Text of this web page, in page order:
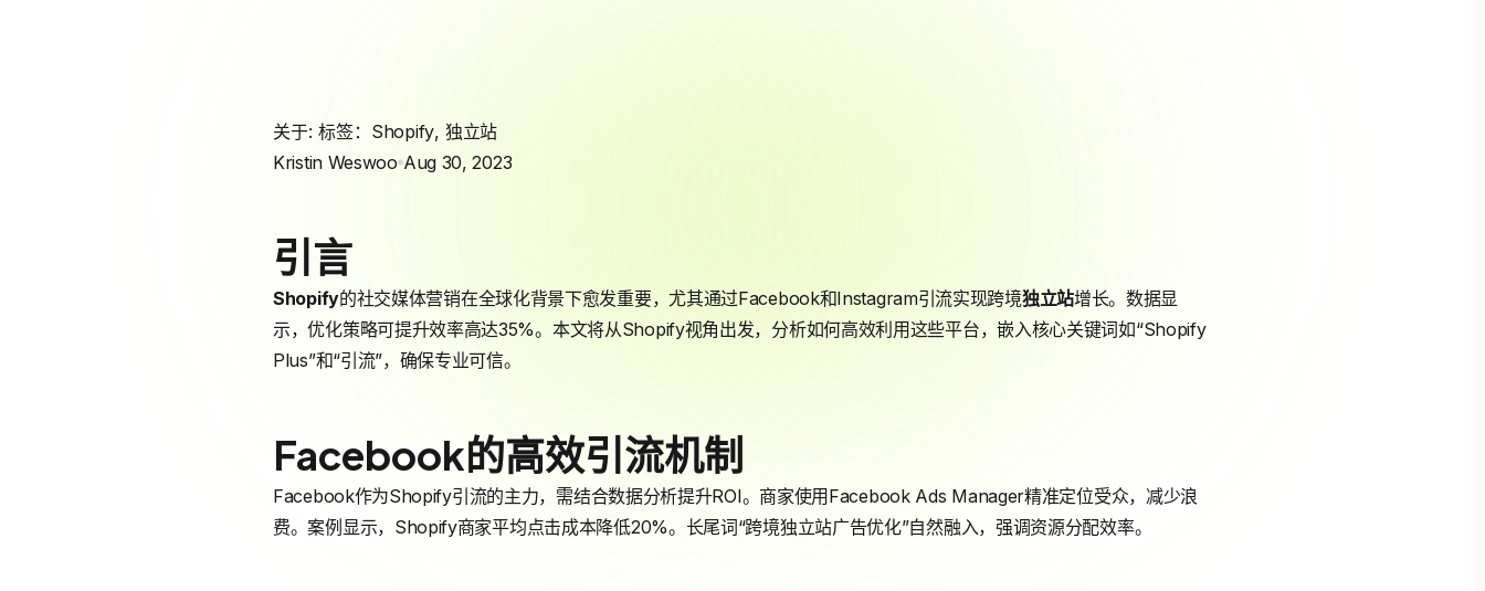
关于: 标签： Shopify, 独立站
Kristin Weswoo Aug 30, 2023
引言
Shopify的社交媒体营销在全球化背景下愈发重要，尤其通过Facebook和Instagram引流实现跨境独立站增长。数据显
示，优化策略可提升效率高达35%。本文将从Shopify视角出发，分析如何高效利用这些平台，嵌入核心关键词如“Shopify
Plus”和“引流”，确保专业可信。
Facebook的高效引流机制
Facebook作为Shopify引流的主力，需结合数据分析提升ROI。商家使用Facebook Ads Manager精准定位受众，减少浪
费。案例显示，Shopify商家平均点击成本降低20%。长尾词“跨境独立站广告优化”自然融入，强调资源分配效率。